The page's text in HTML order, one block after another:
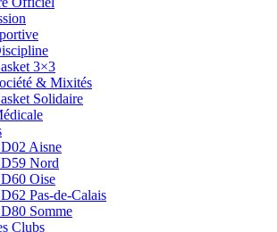
3×3
& Mixités
Solidaire
Aisne
Nord
Oise
Pas-de-Calais
Somme
Clubs